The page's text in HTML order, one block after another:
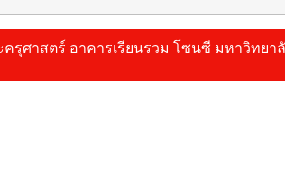
ะครุศาสตร์ อาคารเรียนรวม โซนซี มหาวิทยาลั